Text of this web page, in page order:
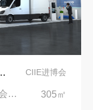
博会上吸引万千瞩目 CIIE进博会
中国国际进口博览会CIIE|上海国家会展中心 305㎡